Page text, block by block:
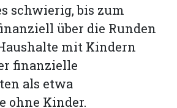
schwierig, bis zum
über die Runden
mit Kindern
finanzielle
als etwa
ohne Kinder.